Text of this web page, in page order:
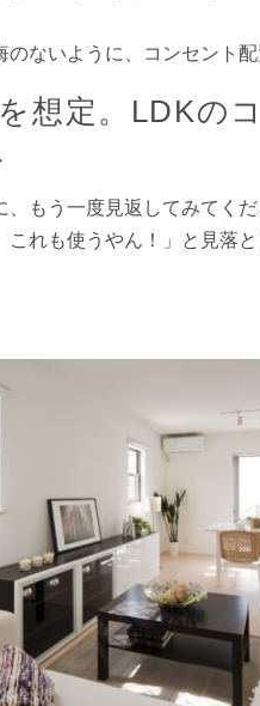
のないように、コンセント配
想定。LDKの
、もう一度見返してみてくだ
これも使うやん！」と見落